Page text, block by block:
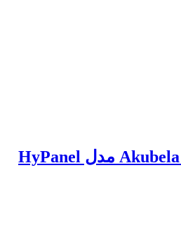
هوم سنتر هوشمند Akubela مدل HyPanel